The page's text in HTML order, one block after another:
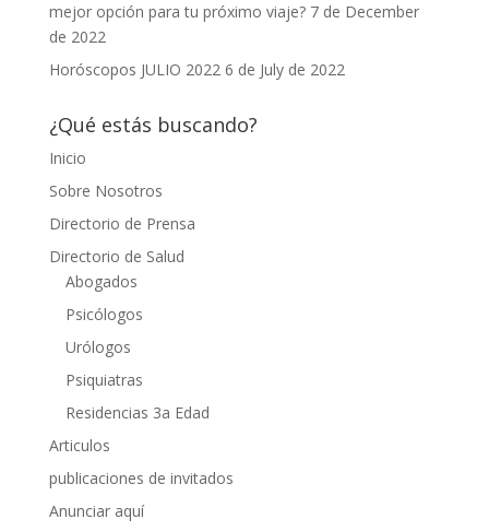
mejor opción para tu próximo viaje? 7 de December
de 2022
Horóscopos JULIO 2022 6 de July de 2022
¿Qué estás buscando?
Inicio
Sobre Nosotros
Directorio de Prensa
Directorio de Salud
Abogados
Psicólogos
Urólogos
Psiquiatras
Residencias 3a Edad
Articulos
publicaciones de invitados
Anunciar aquí